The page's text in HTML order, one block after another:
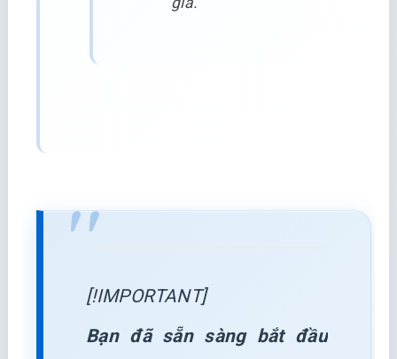
[!IMPORTANT]
Bạn đã sẵn sàng bắt đầu